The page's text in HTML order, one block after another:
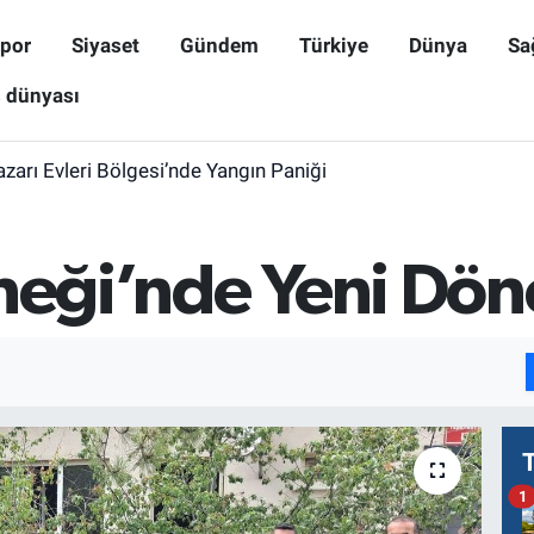
Siyaset Gündem Türkiye Dünya
Evleri Bölgesi’nde Yangın Paniği
Yeni
1